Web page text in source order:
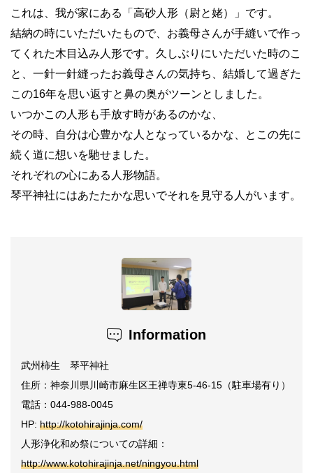
これは、我が家にある「高砂人形（尉と姥）」です。
結納の時にいただいたもので、お義母さんが手縫いで作っ
てくれた木目込み人形です。久しぶりにいただいた時のこ
と、一針一針縫ったお義母さんの気持ち、結婚して過ぎた
この16年を思い返すと鼻の奥がツーンとしました。
いつかこの人形も手放す時があるのかな、
その時、自分は心豊かな人となっているかな、とこの先に
続く道に想いを馳せました。
それぞれの心にある人形物語。
琴平神社にはあたたかな思いでそれを見守る人がいます。
Information
武州柿生 琴平神社
住所： 神奈川県川崎市麻生区王禅寺東5-46-15 （駐車場有り）
電話： 044-988-0045
HP: http://kotohirajinja.com/
人形浄化和め祭についての詳細：
http://www.kotohirajinja.net/ningyou.html